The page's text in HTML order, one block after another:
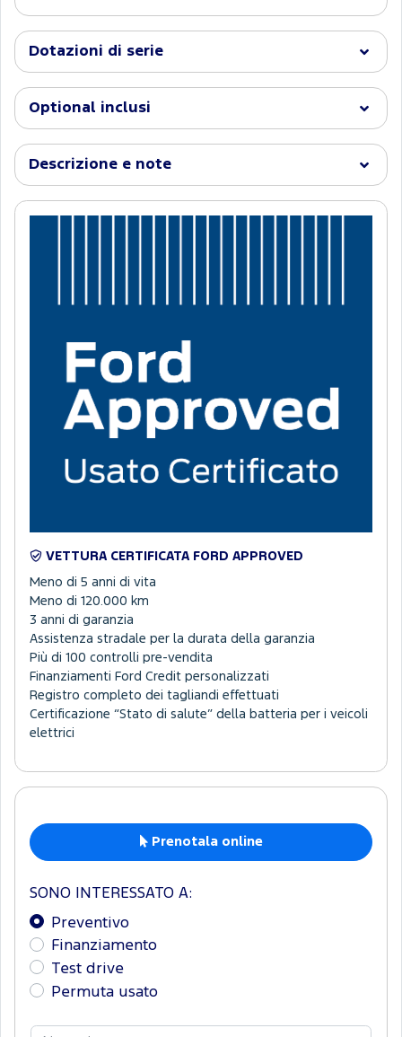
Dotazioni di serie
Optional inclusi
Descrizione e note
VETTURA CERTIFICATA FORD APPROVED
Meno di 5 anni di vita
Meno di 120.000 km
3 anni di garanzia
Assistenza stradale per la durata della garanzia
Più di 100 controlli pre-vendita
Finanziamenti Ford Credit personalizzati
Registro completo dei tagliandi effettuati
Certificazione “Stato di salute” della batteria per i veicoli
elettrici
Prenotala online
SONO INTERESSATO A:
Preventivo
Finanziamento
Test drive
Permuta usato